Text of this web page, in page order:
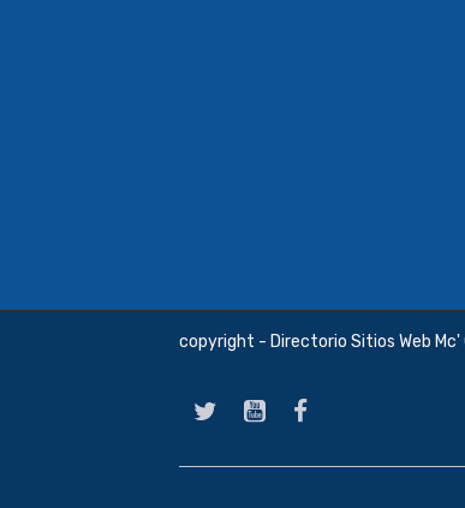
copyright - Directorio Sitios Web Mc'